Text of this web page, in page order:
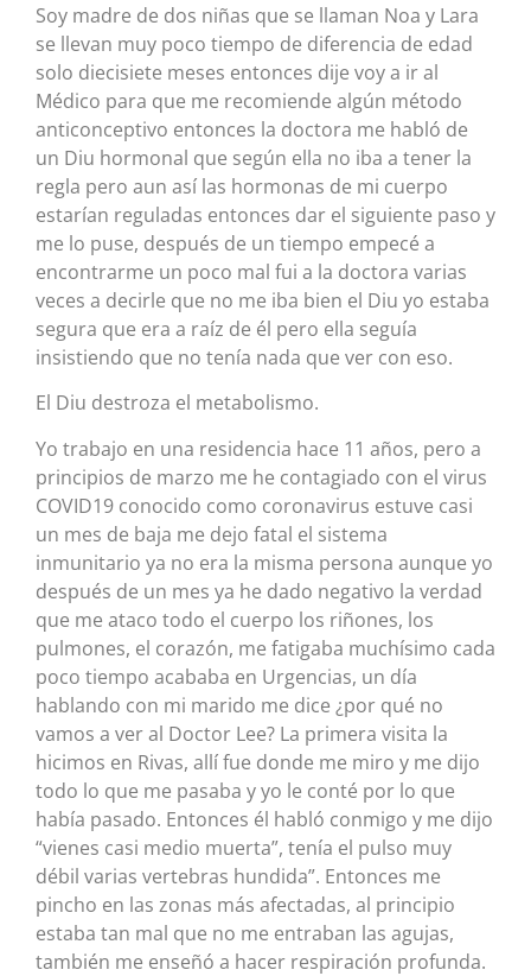
Soy madre de dos niñas que se llaman Noa y Lara
se llevan muy poco tiempo de diferencia de edad
solo diecisiete meses entonces dije voy a ir al
Médico para que me recomiende algún método
anticonceptivo entonces la doctora me habló de
un Diu hormonal que según ella no iba a tener la
regla pero aun así las hormonas de mi cuerpo
estarían reguladas entonces dar el siguiente paso y
me lo puse, después de un tiempo empecé a
encontrarme un poco mal fui a la doctora varias
veces a decirle que no me iba bien el Diu yo estaba
segura que era a raíz de él pero ella seguía
insistiendo que no tenía nada que ver con eso.
El Diu destroza el metabolismo.
Yo trabajo en una residencia hace 11 años, pero a
principios de marzo me he contagiado con el virus
COVID19 conocido como coronavirus estuve casi
un mes de baja me dejo fatal el sistema
inmunitario ya no era la misma persona aunque yo
después de un mes ya he dado negativo la verdad
que me ataco todo el cuerpo los riñones, los
pulmones, el corazón, me fatigaba muchísimo cada
poco tiempo acababa en Urgencias, un día
hablando con mi marido me dice ¿por qué no
vamos a ver al Doctor Lee? La primera visita la
hicimos en Rivas, allí fue donde me miro y me dijo
todo lo que me pasaba y yo le conté por lo que
había pasado. Entonces él habló conmigo y me dijo
“vienes casi medio muerta”, tenía el pulso muy
débil varias vertebras hundida”. Entonces me
pincho en las zonas más afectadas, al principio
estaba tan mal que no me entraban las agujas,
también me enseñó a hacer respiración profunda.